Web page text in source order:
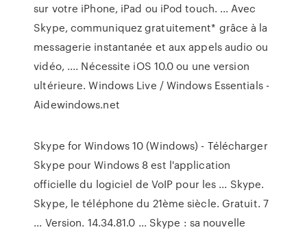
sur votre iPhone, iPad ou iPod touch. ... Avec
Skype, communiquez gratuitement* grâce à la
messagerie instantanée et aux appels audio ou
vidéo, .... Nécessite iOS 10.0 ou une version
ultérieure. Windows Live / Windows Essentials -
Aidewindows.net
Skype for Windows 10 (Windows) - Télécharger
Skype pour Windows 8 est l'application
officielle du logiciel de VoIP pour les ... Skype.
Skype, le téléphone du 21ème siècle. Gratuit. 7
... Version. 14.34.81.0 ... Skype : sa nouvelle